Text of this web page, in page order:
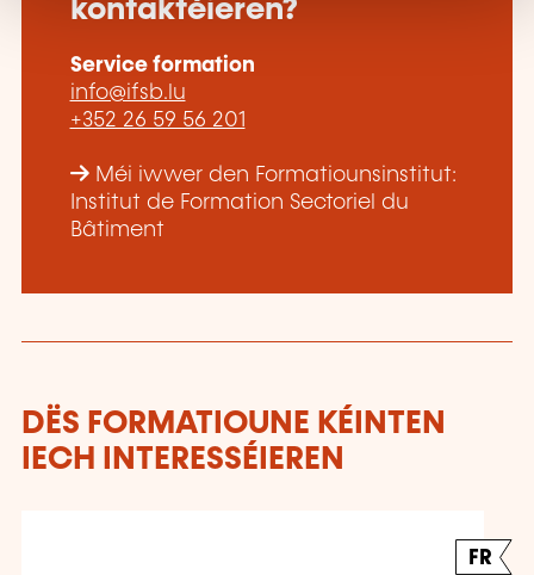
kontaktéieren?
Service formation
info@ifsb.lu
+352 26 59 56 201
Méi iwwer den Formatiounsinstitut:
Institut de Formation Sectoriel du
Bâtiment
DËS FORMATIOUNE KÉINTEN
IECH INTERESSÉIEREN
FR